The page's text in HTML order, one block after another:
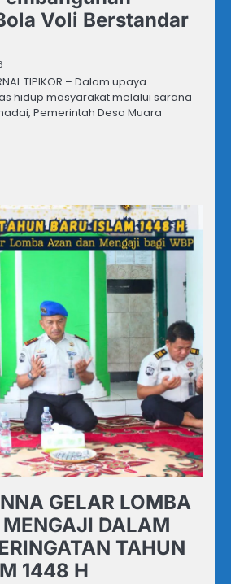
Voli Berstandar
TIPIKOR – Dalam upaya
hidup masyarakat melalui sarana
Pemerintah Desa Muara
GELAR LOMBA
DALAM
TAHUN
1448 H